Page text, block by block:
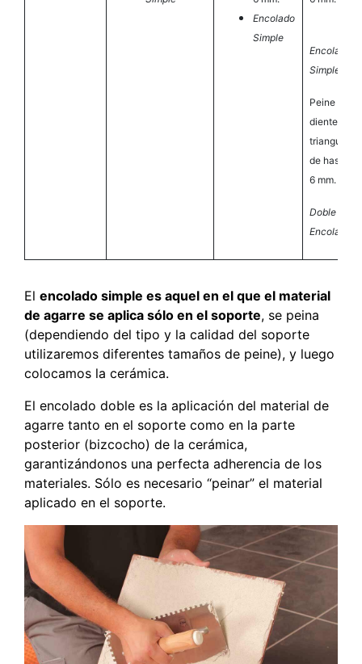
Encolado
Simple
Encolado
Simple
Peine
diente
triangular
de hasta
6 mm.
Doble
Encolado
El encolado simple es aquel en el que el material
de agarre se aplica sólo en el soporte, se peina
(dependiendo del tipo y la calidad del soporte
utilizaremos diferentes tamaños de peine), y luego
colocamos la cerámica.
El encolado doble es la aplicación del material de
agarre tanto en el soporte como en la parte
posterior (bizcocho) de la cerámica,
garantizándonos una perfecta adherencia de los
materiales. Sólo es necesario “peinar” el material
aplicado en el soporte.